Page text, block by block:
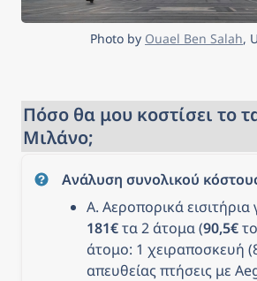
Photo by Ouael Ben Salah,
Πόσο θα μου κοστίσει το
Μιλάνο;
Ανάλυση συνολικού
181€ τα 2 άτομα (90,5€
άτομο: 1 χειραποσκευή
απευθείας πτήσεις με